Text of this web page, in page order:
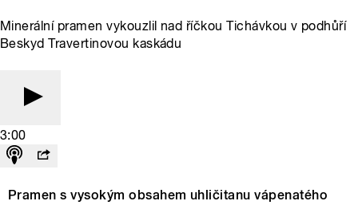
Minerální pramen vykouzlil nad říčkou Tichávkou v podhůří
Beskyd Travertinovou kaskádu
3:00
Pramen s vysokým obsahem uhličitanu vápenatého